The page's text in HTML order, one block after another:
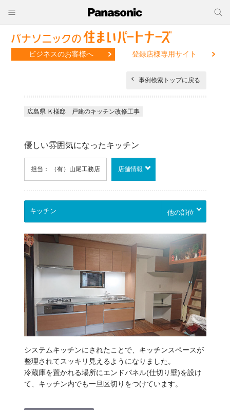
ビジネスのお客様へ 登録店様専用サイト
事例検索トップに戻る
広島県 Ｋ様邸 戸建のキッチン改修工事
優しい雰囲気になったキッチン
担当： （有）山尾工務店 店舗情報
他の部位
システムキッチンにされたことで、キッチンスペースが
整理されてスッキリ見えるようになりました。
冷蔵庫を置かれる場所にエンドパネル(仕切り壁)を設け
て、キッチン内でも一旦区切りをつけています。